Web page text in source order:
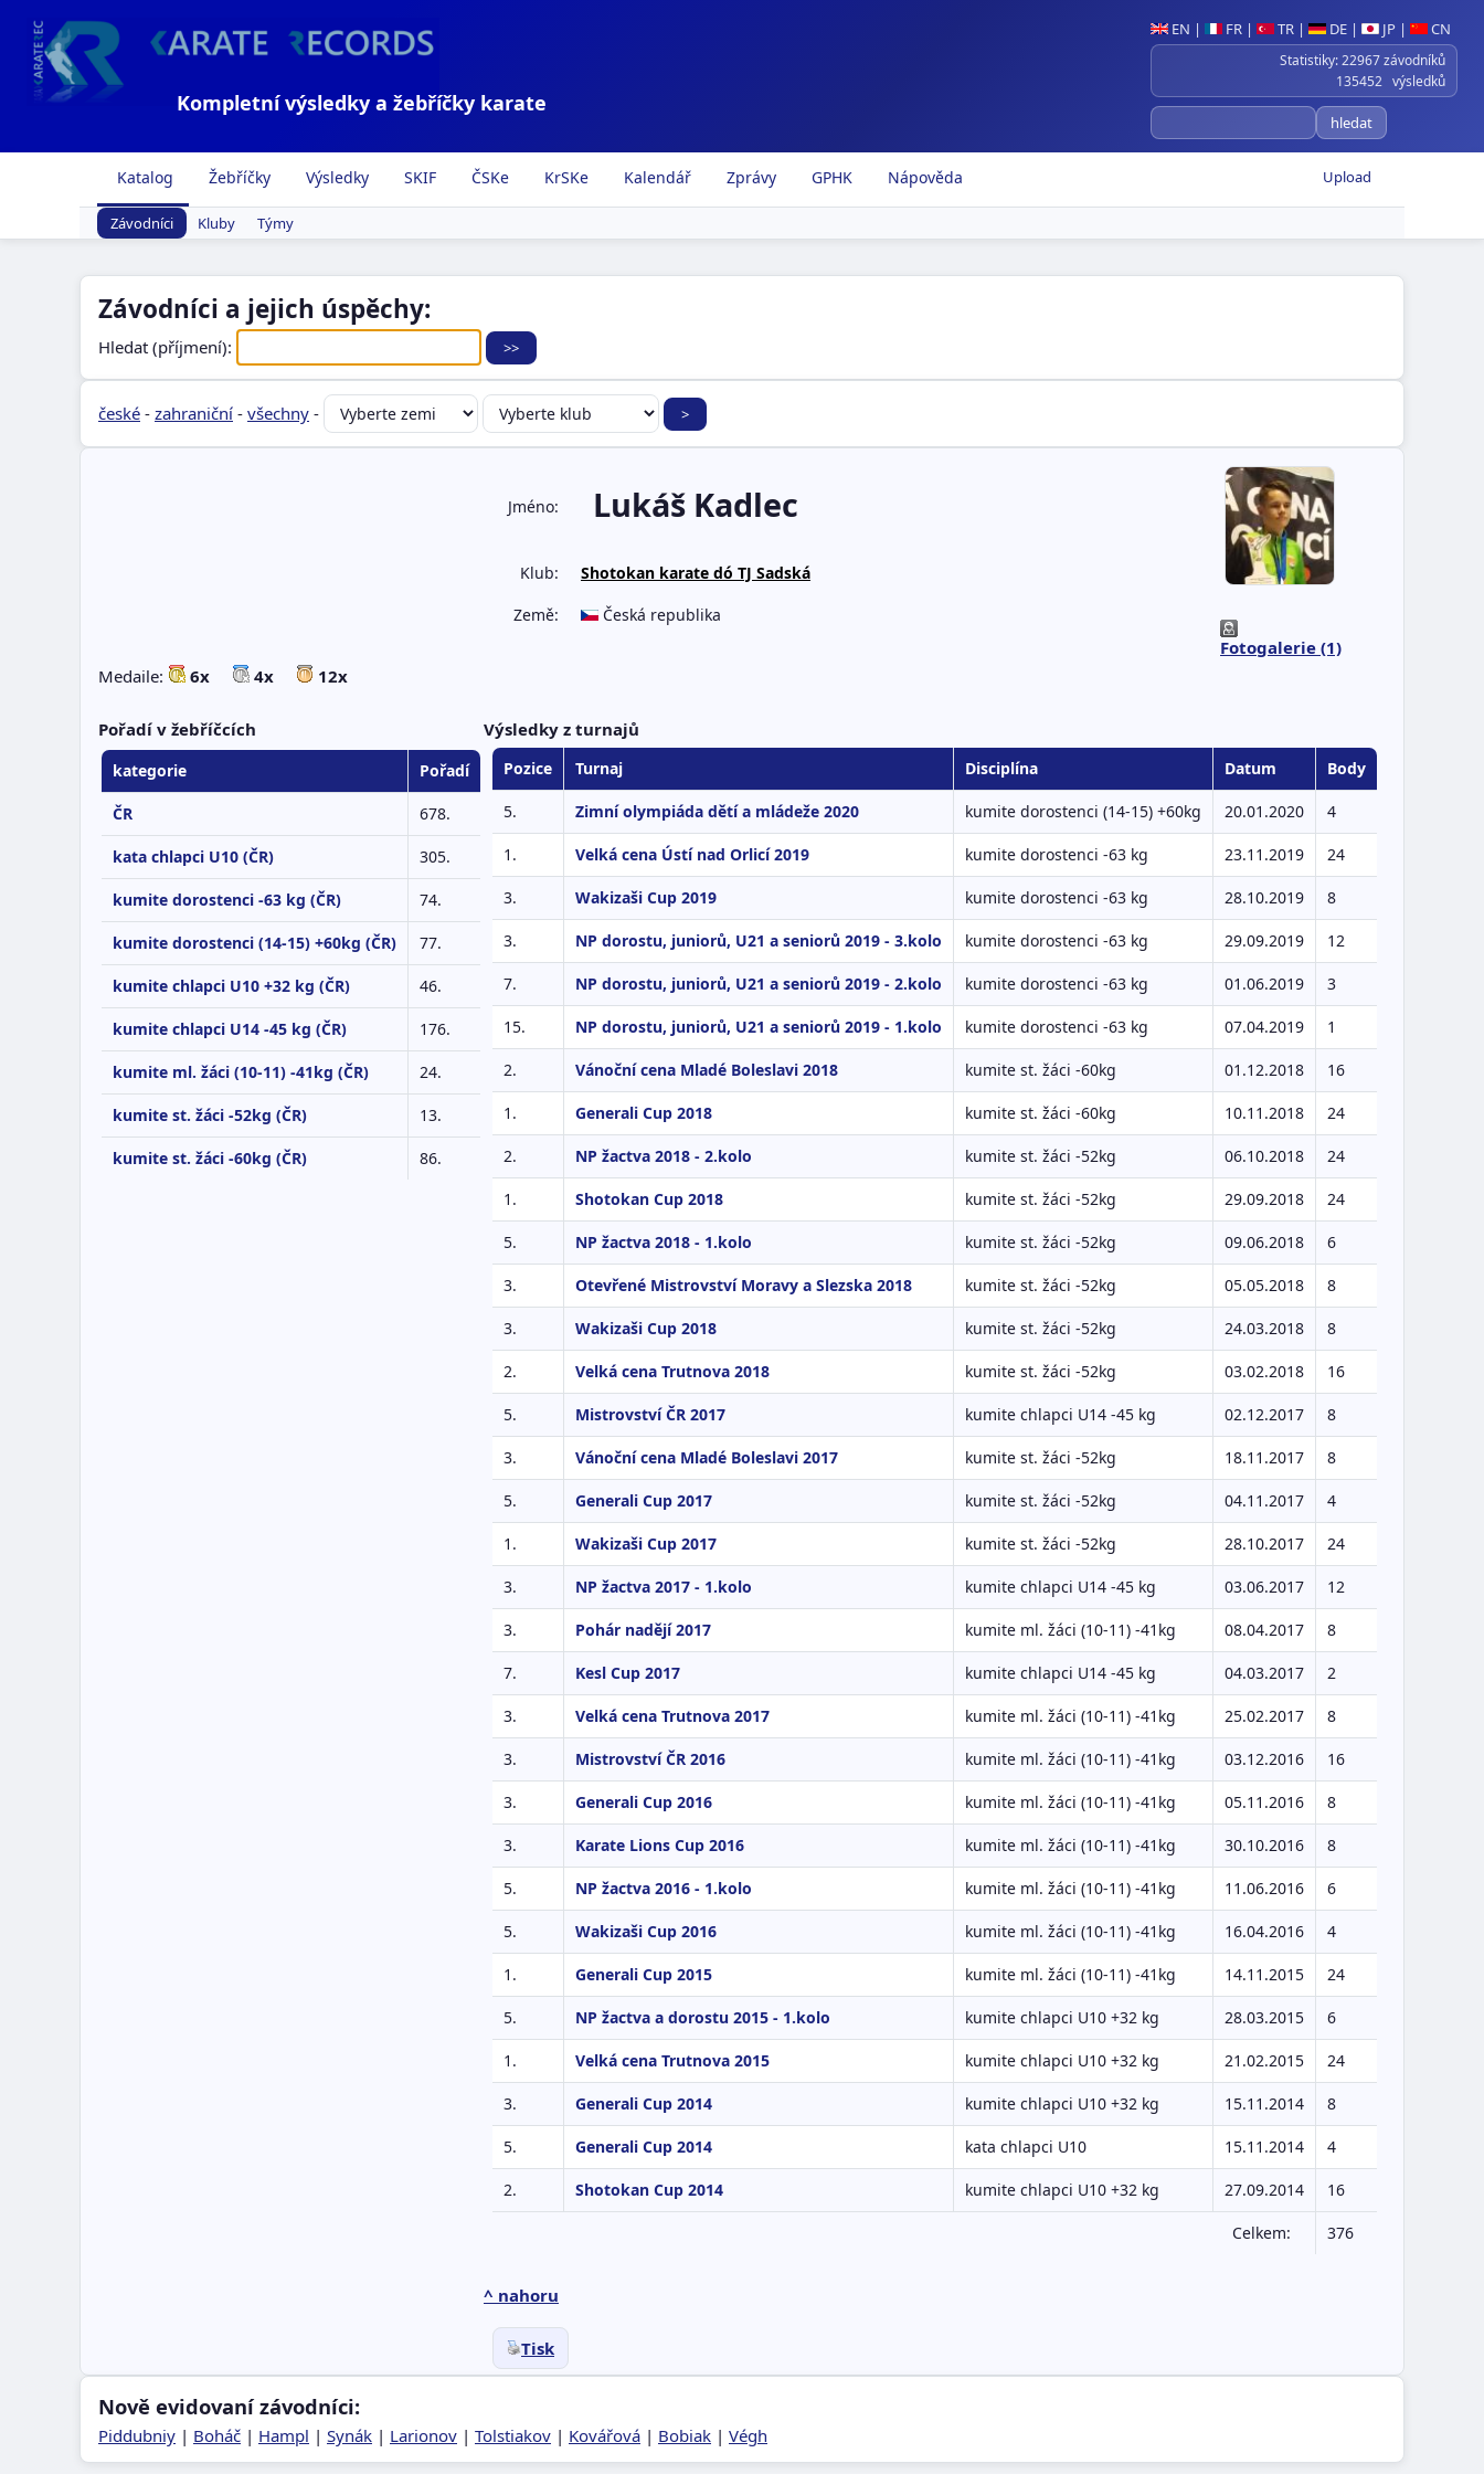
EN | FR | TR | DE | JP | CN
Statistiky: 22967 závodníků
135452 výsledků
Kompletní výsledky a žebříčky karate
Upload
Katalog Žebříčky Výsledky SKIF ČSKe KrSKe Kalendář Zprávy GPHK Nápověda
Závodníci Kluby Týmy
Závodníci a jejich úspěchy:
Hledat (příjmení):
české - zahraniční - všechny -
Fotogalerie (1)
Jméno: Lukáš Kadlec
Klub:
Shotokan karate dó TJ Sadská
Země:
Česká republika
Medaile: 6x 4x 12x
Pořadí v žebříčcích
kategorie Pořadí
ČR 678.
kata chlapci U10 (ČR) 305.
kumite dorostenci -63 kg (ČR) 74.
kumite dorostenci (14-15) +60kg (ČR) 77.
kumite chlapci U10 +32 kg (ČR) 46.
kumite chlapci U14 -45 kg (ČR) 176.
kumite ml. žáci (10-11) -41kg (ČR) 24.
kumite st. žáci -52kg (ČR) 13.
kumite st. žáci -60kg (ČR) 86.
Výsledky z turnajů
Pozice Turnaj Disciplína Datum Body
5. Zimní olympiáda dětí a mládeže 2020 kumite dorostenci (14-15) +60kg 20.01.2020 4
1. Velká cena Ústí nad Orlicí 2019 kumite dorostenci -63 kg 23.11.2019 24
3. Wakizaši Cup 2019 kumite dorostenci -63 kg 28.10.2019 8
3. NP dorostu, juniorů, U21 a seniorů 2019 - 3.kolo kumite dorostenci -63 kg 29.09.2019 12
7. NP dorostu, juniorů, U21 a seniorů 2019 - 2.kolo kumite dorostenci -63 kg 01.06.2019 3
15. NP dorostu, juniorů, U21 a seniorů 2019 - 1.kolo kumite dorostenci -63 kg 07.04.2019 1
2. Vánoční cena Mladé Boleslavi 2018 kumite st. žáci -60kg 01.12.2018 16
1. Generali Cup 2018 kumite st. žáci -60kg 10.11.2018 24
2. NP žactva 2018 - 2.kolo kumite st. žáci -52kg 06.10.2018 24
1. Shotokan Cup 2018 kumite st. žáci -52kg 29.09.2018 24
5. NP žactva 2018 - 1.kolo kumite st. žáci -52kg 09.06.2018 6
3. Otevřené Mistrovství Moravy a Slezska 2018 kumite st. žáci -52kg 05.05.2018 8
3. Wakizaši Cup 2018 kumite st. žáci -52kg 24.03.2018 8
2. Velká cena Trutnova 2018 kumite st. žáci -52kg 03.02.2018 16
5. Mistrovství ČR 2017 kumite chlapci U14 -45 kg 02.12.2017 8
3. Vánoční cena Mladé Boleslavi 2017 kumite st. žáci -52kg 18.11.2017 8
5. Generali Cup 2017 kumite st. žáci -52kg 04.11.2017 4
1. Wakizaši Cup 2017 kumite st. žáci -52kg 28.10.2017 24
3. NP žactva 2017 - 1.kolo kumite chlapci U14 -45 kg 03.06.2017 12
3. Pohár nadějí 2017 kumite ml. žáci (10-11) -41kg 08.04.2017 8
7. Kesl Cup 2017 kumite chlapci U14 -45 kg 04.03.2017 2
3. Velká cena Trutnova 2017 kumite ml. žáci (10-11) -41kg 25.02.2017 8
3. Mistrovství ČR 2016 kumite ml. žáci (10-11) -41kg 03.12.2016 16
3. Generali Cup 2016 kumite ml. žáci (10-11) -41kg 05.11.2016 8
3. Karate Lions Cup 2016 kumite ml. žáci (10-11) -41kg 30.10.2016 8
5. NP žactva 2016 - 1.kolo kumite ml. žáci (10-11) -41kg 11.06.2016 6
5. Wakizaši Cup 2016 kumite ml. žáci (10-11) -41kg 16.04.2016 4
1. Generali Cup 2015 kumite ml. žáci (10-11) -41kg 14.11.2015 24
5. NP žactva a dorostu 2015 - 1.kolo kumite chlapci U10 +32 kg 28.03.2015 6
1. Velká cena Trutnova 2015 kumite chlapci U10 +32 kg 21.02.2015 24
3. Generali Cup 2014 kumite chlapci U10 +32 kg 15.11.2014 8
5. Generali Cup 2014 kata chlapci U10 15.11.2014 4
2. Shotokan Cup 2014 kumite chlapci U10 +32 kg 27.09.2014 16
Celkem: 376
^ nahoru
Tisk
Nově evidovaní závodníci:
Piddubniy | Boháč | Hampl | Synák | Larionov | Tolstiakov | Kovářová | Bobiak | Végh